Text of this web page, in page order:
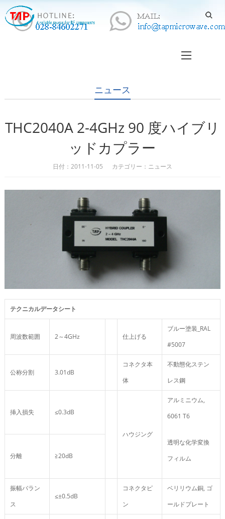
ニュース
THC2040A 2-4GHz 90 度ハイブリ
ッドカプラー
日付：2011-11-05 カテゴリー： ニュース
テクニカルデータシート
周波数範囲 2～4GHz 仕上げる
ブルー塗装_RAL
#5007
公称分割 3.01dB
コネクタ本
体
不動態化ステン
レス鋼
挿入損失 ≤0.3dB
ハウジング
アルミニウム,
6061 T6
透明な化学変換
フィルム
分離 ≧20dB
振幅バラン
ス
≤±0.5dB
コネクタピ
ン
ベリリウム銅, ゴ
ールドプレート